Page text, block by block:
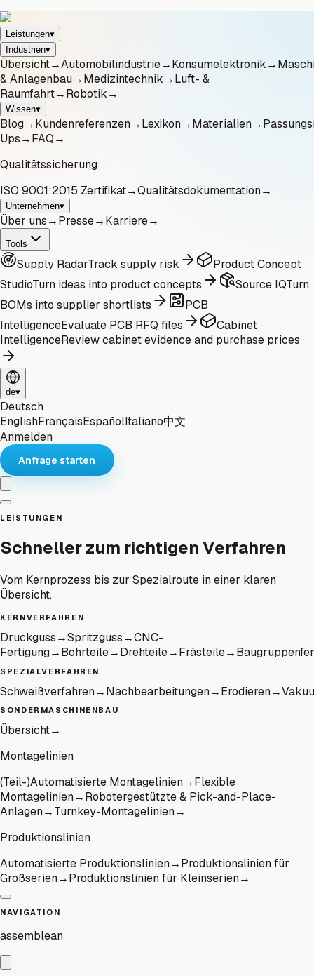
Leistungen▾
Industrien▾
Übersicht→Automobilindustrie→Konsumelektronik→
& Anlagenbau→Medizintechnik→Luft- &
Raumfahrt→Robotik→
Wissen▾
Blog→Kundenreferenzen→Lexikon→Materialien→
Ups→FAQ→
Qualitätssicherung
ISO 9001:2015 Zertifikat→Qualitätsdokumentation→
Unternehmen▾
Über uns→Presse→Karriere→
Tools
Supply RadarTrack supply risk
Product Concept
StudioTurn ideas into product concepts Source IQTurn
BOMs into supplier shortlists
PCB
IntelligenceEvaluate PCB RFQ files
Cabinet
IntelligenceReview cabinet evidence and purchase prices
de▾
Deutsch
EnglishFrançaisEspañolItaliano中文
Anmelden
Anfrage starten
LEISTUNGEN
Schneller zum richtigen Verfahren
Vom Kernprozess bis zur Spezialroute in einer klaren
Übersicht.
KERNVERFAHREN
Druckguss→Spritzguss→CNC-
Fertigung→Bohrteile→Drehteile→Frästeile→
SPEZIALVERFAHREN
Schweißverfahren→Nachbearbeitungen→Erodieren→
SONDERMASCHINENBAU
Übersicht→
Montagelinien
(Teil-)Automatisierte Montagelinien→Flexible
Montagelinien→Robotergestützte & Pick-and-Place-
Anlagen→Turnkey-Montagelinien→
Produktionslinien
Automatisierte Produktionslinien→Produktionslinien für
Großserien→Produktionslinien für Kleinserien→
NAVIGATION
assemblean